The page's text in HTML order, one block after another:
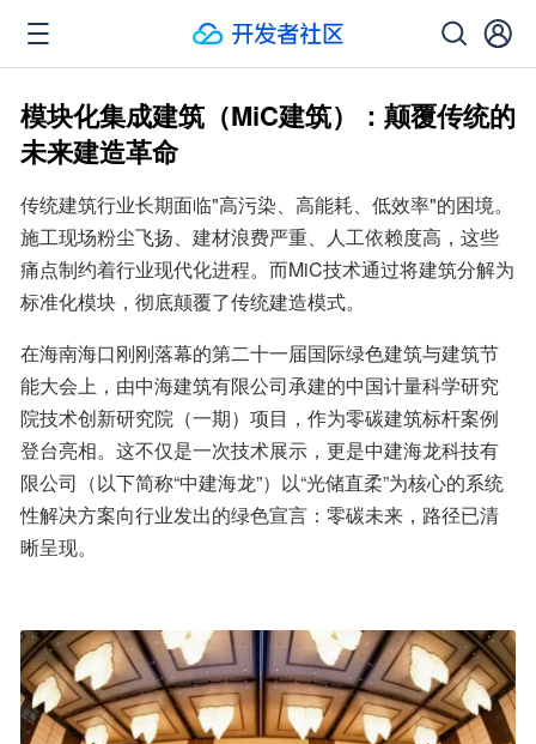
模块化集成建筑（MiC建筑）：颠覆传统的
未来建造革命
传统建筑行业长期面临"高污染、高能耗、低效率"的困境。
施工现场粉尘飞扬、建材浪费严重、人工依赖度高，这些
痛点制约着行业现代化进程。而MiC技术通过将建筑分解为
标准化模块，彻底颠覆了传统建造模式。
在海南海口刚刚落幕的第二十一届国际绿色建筑与建筑节
能大会上，由中海建筑有限公司承建的中国计量科学研究
院技术创新研究院（一期）项目，作为零碳建筑标杆案例
登台亮相。这不仅是一次技术展示，更是中建海龙科技有
限公司（以下简称“中建海龙”）以“光储直柔”为核心的系统
性解决方案向行业发出的绿色宣言：零碳未来，路径已清
晰呈现。